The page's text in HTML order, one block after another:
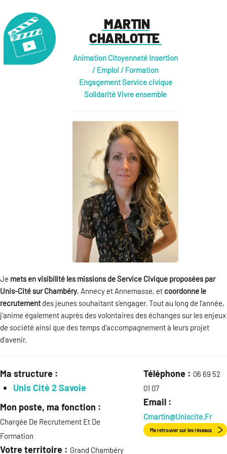
MARTIN
CHARLOTTE
Animation Citoyenneté Insertion
/ Emploi / Formation
EngagementService civique
SolidaritéVivre ensemble
Je mets en visibilité les missions de Service Civique proposées par
Unis-Cité sur Chambéry, Annecy et Annemasse, et coordonne le
recrutementdes jeunes souhaitant s'engager. Tout au long de l'année,
j'anime également auprès des volontaires des échanges sur les enjeux
de société ainsi que des temps d'accompagnement à leurs projet
d'avenir.
Ma structure :
Unis Cité 2 Savoie
Mon poste, ma fonction :
Chargée De Recrutement Et De
Formation
Votre territoire : Grand Chambéry
Téléphone : 06 69 52
01 07
Email :
Cmartin@uniscite.fr
Me retrouver sur les réseaux